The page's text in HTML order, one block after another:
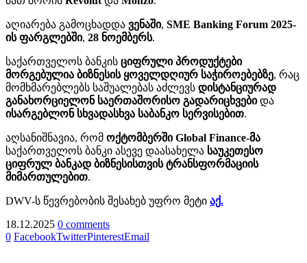
აღიარება გამოცხადდა ვენაში, SME Banking Forum 2025-
ისფარგლებში, 28 ნოემბერს.
საქართველოს ბანკის ციფრულიპროდუქტები
მორგებულია ბიზნესის ყოველდღიურ საჭიროებებზე, რაც
მომხმარებლებს საშუალებას აძლევს დისტანციურად
განახორციელონ საერთაშორისო გადარიცხვებიდა
ისარგებლონ სხვადასხვა საბანკო სერვისებით.
აღსანიშნავია, რომ ოქტომბერში Global Finance-მა
საქართველოს ბანკი ასევე დაასახელა საუკეთესო
ციფრულ ბანკად ბიზნესისთვისტრანსფორმაციის
მიმართულებით.
DWV-ს წევრებობის შესახებ უფრო მეტი აქ.
18.12.2025 0 comments
0 FacebookTwitterPinterestEmail